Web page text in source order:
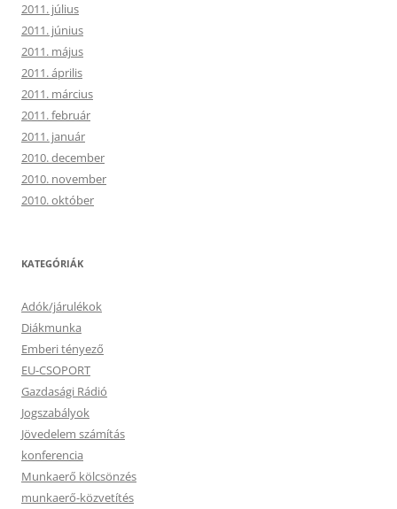
2011. július
2011. június
2011. május
2011. április
2011. március
2011. február
2011. január
2010. december
2010. november
2010. október
KATEGÓRIÁK
Adók/járulékok
Diákmunka
Emberi tényező
EU-CSOPORT
Gazdasági Rádió
Jogszabályok
Jövedelem számítás
konferencia
Munkaerő kölcsönzés
munkaerő-közvetítés